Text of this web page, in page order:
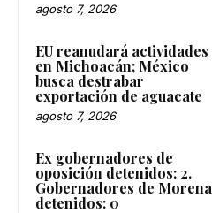
agosto 7, 2026
EU reanudará actividades
en Michoacán; México
busca destrabar
exportación de aguacate
agosto 7, 2026
Ex gobernadores de
oposición detenidos: 2.
Gobernadores de Morena
detenidos: 0